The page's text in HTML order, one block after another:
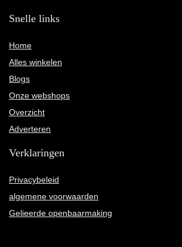
Snelle links
Home
Alles winkelen
Blogs
Onze webshops
Overzicht
Adverteren
Verklaringen
Privacybeleid
algemene voorwaarden
Gelieerde openbaarmaking